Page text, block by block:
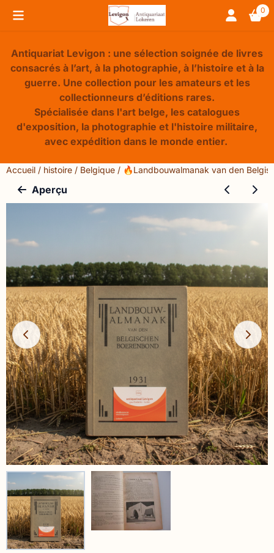
Préférences de cookies disponibles. Choisissez les 0
Antiquariat Levigon : une sélection soignée de livres
consacrés à l’art, à la photographie, à l’histoire et à la
guerre. Une collection pour les amateurs et les
collectionneurs d’éditions rares.
Spécialisée dans l'art belge, les catalogues
d'exposition, la photographie et l'histoire militaire,
avec expédition dans le monde entier.
Accueil / histoire / Belgique / 🔥Landbouwalmanak van den
Aperçu